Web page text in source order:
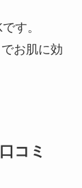
す。
お肌に効
コミ